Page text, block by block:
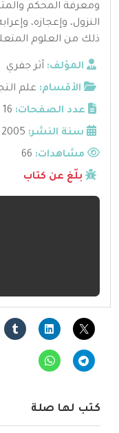
ومعرفة المحكم
النزول، وإعجازه،
ذلك من العلوم
المؤلف: آثر جفري
الأقسام: علم
عدد الصفحات: 16
سنة النشر: 2005
مشاهدات:
بلّغ عن كتاب
كتب لها صلة